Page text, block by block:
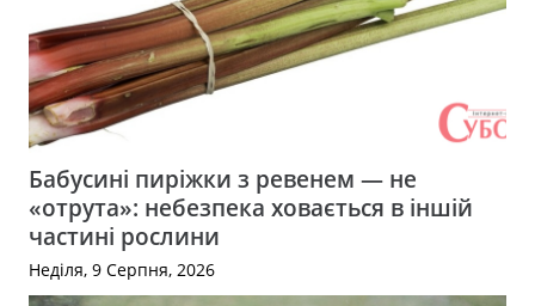
Бабусині пиріжки з ревенем — не
«отрута»: небезпека ховається в іншій
частині рослини
Неділя, 9 Серпня, 2026